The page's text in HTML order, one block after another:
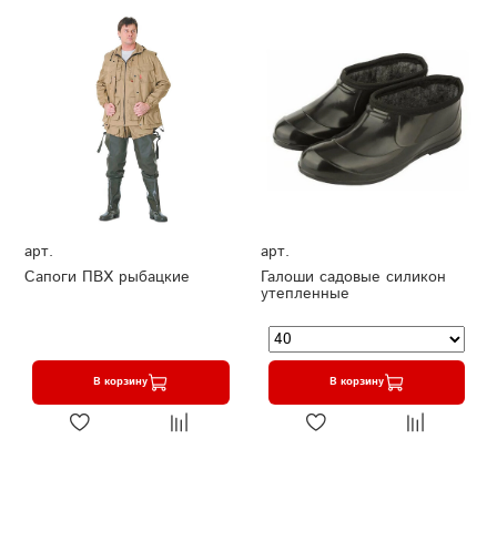
арт.
Сапоги ПВХ рыбацкие
В корзину
арт.
Галоши садовые силикон
утепленные
В корзину